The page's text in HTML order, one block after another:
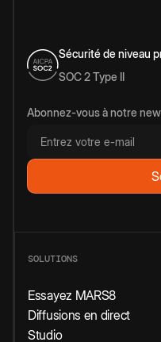
Sécurité de niveau
SOC 2 Type II
Abonnez-vous à notre
SOLUTIONS
Essayez MARS8
Diffusions en direct
Studio